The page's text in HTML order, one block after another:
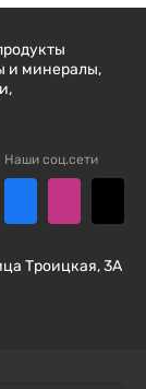
и минералы,
Наши соц.сети
Троицкая, 3А